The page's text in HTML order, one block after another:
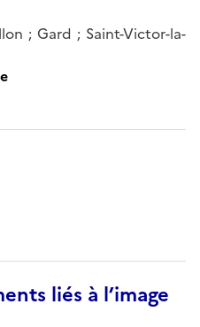
; Gard ; Saint-Victor-la-
liés à l’image